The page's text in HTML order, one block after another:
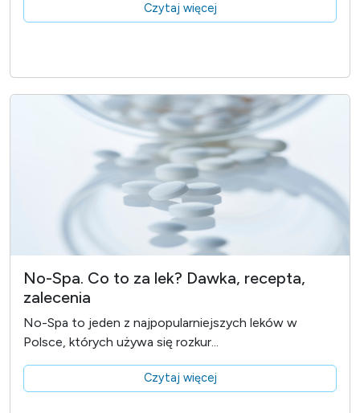
Czytaj więcej
No-Spa. Co to za lek? Dawka, recepta,
zalecenia
No-Spa to jeden z najpopularniejszych leków w
Polsce, których używa się rozkur...
Czytaj więcej